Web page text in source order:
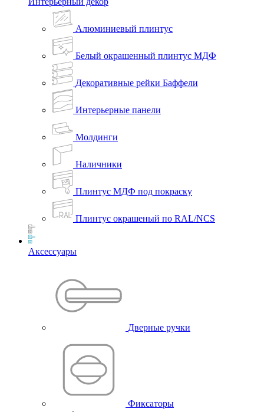
Алюминиевый плинтус
Белый окрашенный плинтус МДФ
Декоративные рейки Баффели
Интерьерные панели
Молдинги
Наличники
Плинтус МДФ под покраску
Плинтус окрашеный по RAL/NCS
Аксессуары
Дверные ручки
Фиксаторы